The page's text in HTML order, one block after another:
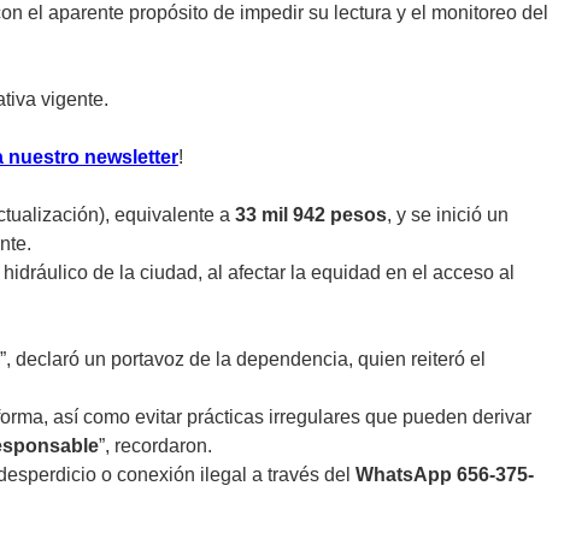
el aparente propósito de impedir su lectura y el monitoreo del
vigente.
nuestro newsletter!
equivalente a 33 mil 942 pesos, y se inició un
de la ciudad, al afectar la equidad en el acceso al
declaró un portavoz de la dependencia, quien reiteró el
así como evitar prácticas irregulares que pueden derivar
”, recordaron.
o conexión ilegal a través del WhatsApp 656-375-